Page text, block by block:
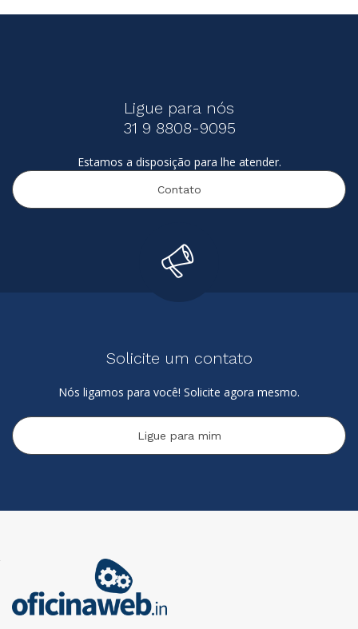
Ligue para nós
31 9 8808-9095
Estamos a disposição para lhe atender.
Contato
Solicite um contato
Nós ligamos para você! Solicite agora mesmo.
Ligue para mim